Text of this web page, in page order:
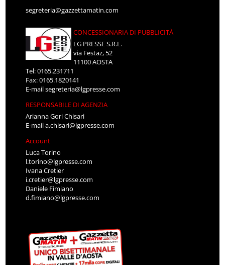
segreteria@gazzettamatin.com
CONCESSIONARIA DI PUBBLICITÀ
LG PRESSE S.R.L.
via Festaz, 52
11100 AOSTA
Tel: 0165.231711
Fax: 0165.1820141
E-mailsegreteria@lgpresse.com
RESPONSABILE DI AGENZIA
Arianna Gori Chisari
E-maila.chisari@lgpresse.com
Account
Luca Torino
l.torino@lgpresse.com
Ivana Cretier
i.cretier@lgpresse.com
Daniele Fimiano
d.fimiano@lgpresse.com